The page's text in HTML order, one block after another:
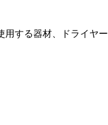
する器材、ドライヤ